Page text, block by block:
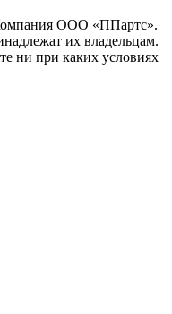
ООО «ППартс».
их владельцам.
ни при каких условиях